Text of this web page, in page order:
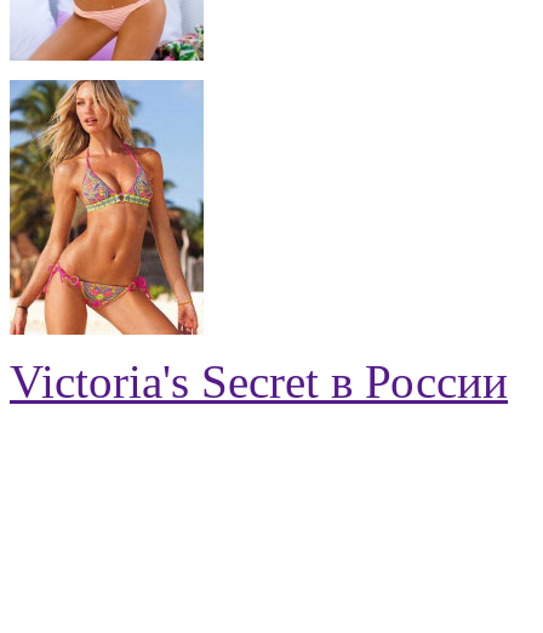
Victoria's Secret в России